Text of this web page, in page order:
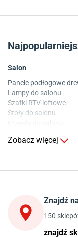
Salon
Panele podłogowe
Lampy do salonu
Szafki RTV loftowe
Stoły do salonu
Stoły do kuchni
Szafki kuchenne
Szafki pod
Blaty kuchenne
Zobacz więcej
Znajdź
150
znajdź